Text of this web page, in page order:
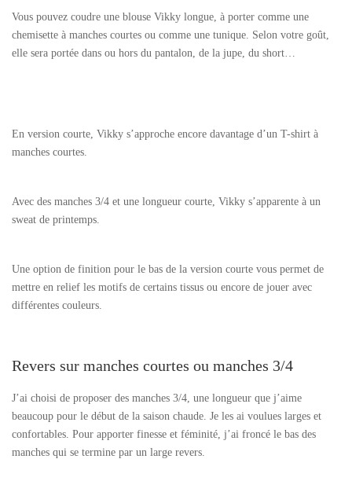
Vous pouvez coudre une blouse Vikky longue, à porter comme une
chemisette à manches courtes ou comme une tunique. Selon votre goût,
elle sera portée dans ou hors du pantalon, de la jupe, du short…
En version courte, Vikky s’approche encore davantage d’un T-shirt à
manches courtes.
Avec des manches 3/4 et une longueur courte, Vikky s’apparente à un
sweat de printemps.
Une option de finition pour le bas de la version courte vous permet de
mettre en relief les motifs de certains tissus ou encore de jouer avec
différentes couleurs.
Revers sur manches courtes ou manches 3/4
J’ai choisi de proposer des manches 3/4, une longueur que j’aime
beaucoup pour le début de la saison chaude. Je les ai voulues larges et
confortables. Pour apporter finesse et féminité, j’ai froncé le bas des
manches qui se termine par un large revers.